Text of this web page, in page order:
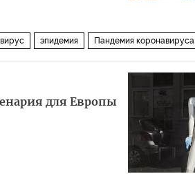
эпидемия Пандемия коронавируса
для Европы